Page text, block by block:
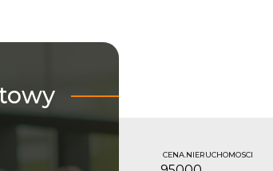
CENA.NIERUCHOMOSCI